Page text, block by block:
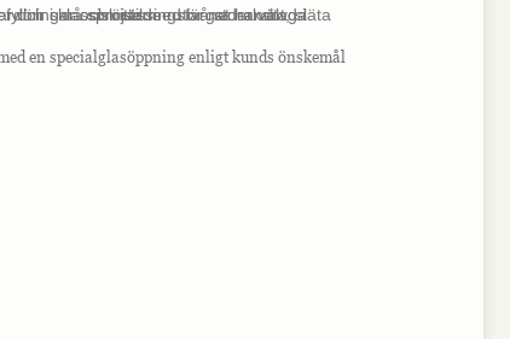
en specialglasöppning enligt kunds önskemål